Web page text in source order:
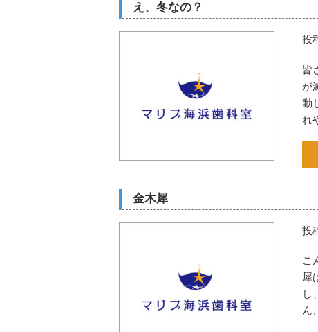
え、冬なの？
投
皆
が
動
れ
金木犀
投
こ
犀
し
ん